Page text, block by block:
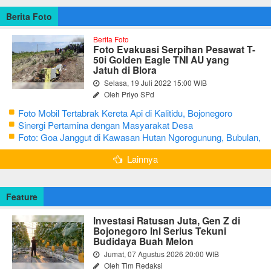
Berita Foto
Berita Foto
Foto Evakuasi Serpihan Pesawat T-
50i Golden Eagle TNI AU yang
Jatuh di Blora
Selasa, 19 Juli 2022 15:00 WIB
Oleh Priyo SPd
Foto Mobil Tertabrak Kereta Api di Kalitidu, Bojonegoro
Sinergi Pertamina dengan Masyarakat Desa
Foto: Goa Janggut di Kawasan Hutan Ngorogunung, Bubulan,
Bojonegoro
Lainnya
Feature
Investasi Ratusan Juta, Gen Z di
Bojonegoro Ini Serius Tekuni
Budidaya Buah Melon
Jumat, 07 Agustus 2026 20:00 WIB
Oleh Tim Redaksi